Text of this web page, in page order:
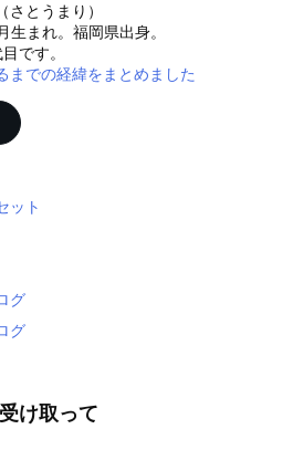
さとうまり）
生まれ。福岡県出身。
です。
までの経緯をまとめました
ット
グ
グ
け取って